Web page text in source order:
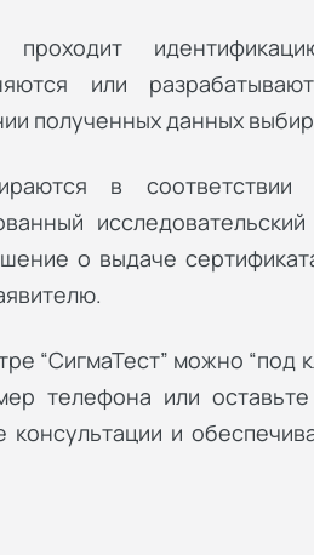
проходит
или
полученных данных
в
о выдаче
“СигмаТест” можно “под
телефона или
консультации и